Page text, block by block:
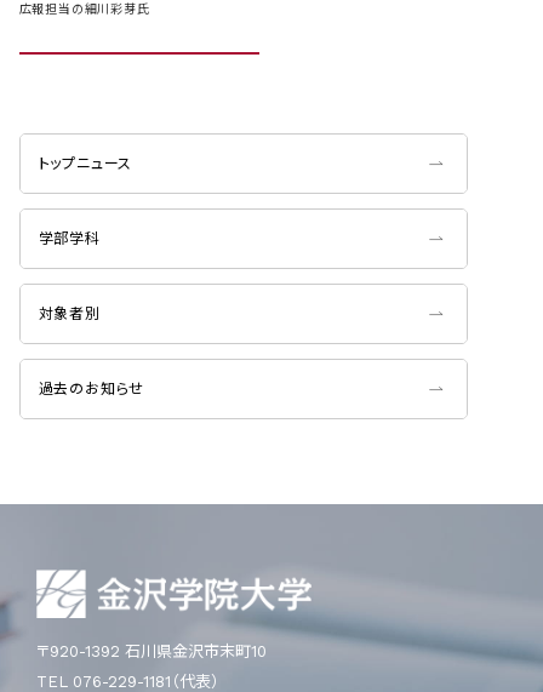
広報担当の細川彩芽氏
トップニュース
学部学科
対象者別
過去のお知らせ
〒920-1392 石川県金沢市末町10
TEL 076-229-1181（代表）